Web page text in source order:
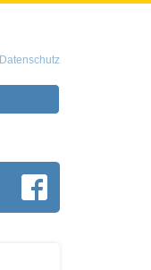
Datenschutz